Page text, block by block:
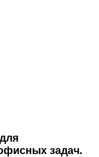
задач.